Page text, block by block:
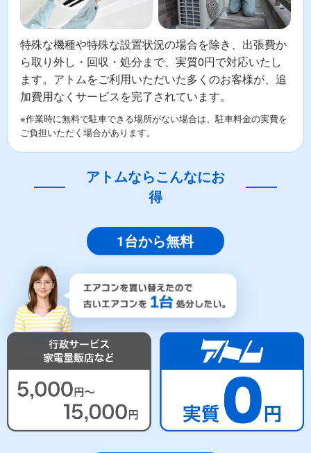
特殊な機種や特殊な設置状況の場合を除き、出張費か
ら取り外し・回収・処分まで、実質0円で対応いたし
ます。アトムをご利用いただいた多くのお客様が、追
加費用なくサービスを完了されています。
※作業時に無料で駐車できる場所がない場合は、駐車料金の実費を
ご負担いただく場合があります。
アトムならこんなにお
得
1台から無料